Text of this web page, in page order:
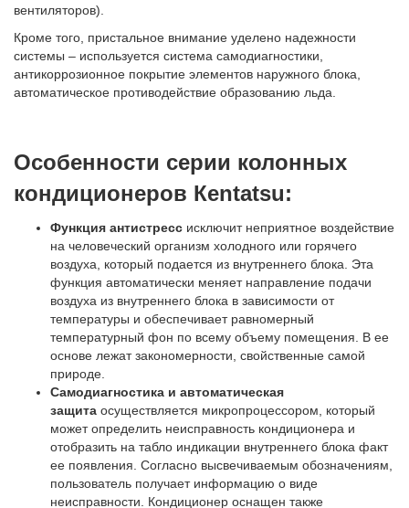
вентиляторов).
Кроме того, пристальное внимание уделено надежности
системы – используется система самодиагностики,
антикоррозионное покрытие элементов наружного блока,
автоматическое противодействие образованию льда.
Особенности серии колонных
кондиционеров Кentatsu:
Функция антистресс исключит неприятное воздействие
на человеческий организм холодного или горячего
воздуха, который подается из внутреннего блока. Эта
функция автоматически меняет направление подачи
воздуха из внутреннего блока в зависимости от
температуры и обеспечивает равномерный
температурный фон по всему объему помещения. В ее
основе лежат закономерности, свойственные самой
природе.
Самодиагностика и автоматическая
защита осуществляется микропроцессором, который
может определить неисправность кондиционера и
отобразить на табло индикации внутреннего блока факт
ее появления. Согласно высвечиваемым обозначениям,
пользователь получает информацию о виде
неисправности. Кондиционер оснащен также